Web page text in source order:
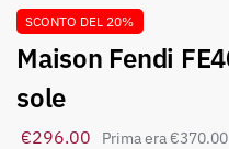
SCONTO DEL 20%
Maison Fendi FE40186I Occhiali da
sole
€370.00
€296.00